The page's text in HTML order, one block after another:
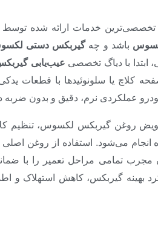
تخصصی‌ترین خدمات ارائه شده
باشد و چهگیربکس دستی
ابتدا با دیاگ تخصصی عیب‌یابی
کلاچ یا سلونوئیدها با قطعات
عملکردی نرم، دقیق و بدون ضربه
روغن گیربکس لکسوس، تنظیم
انجام می‌شود. استفاده از روغن
تمامی مراحل تعمیر را با
بهینه گیربکس، کاهش استهلاک و